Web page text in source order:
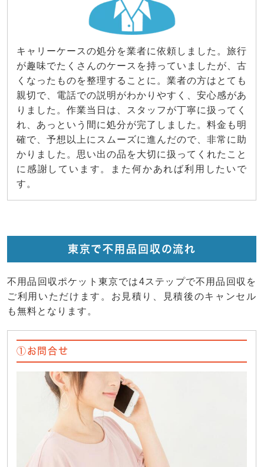
キャリーケースの処分を業者に依頼しました。旅行
が趣味でたくさんのケースを持っていましたが、古
くなったものを整理することに。業者の方はとても
親切で、電話での説明がわかりやすく、安心感があ
りました。作業当日は、スタッフが丁寧に扱ってく
れ、あっという間に処分が完了しました。料金も明
確で、予想以上にスムーズに進んだので、非常に助
かりました。思い出の品を大切に扱ってくれたこと
に感謝しています。また何かあれば利用したいで
す。
東京で不用品回収の流れ
不用品回収ポケット東京では4ステップで不用品回収を
ご利用いただけます。お見積り、見積後のキャンセル
も無料となります。
①お問合せ